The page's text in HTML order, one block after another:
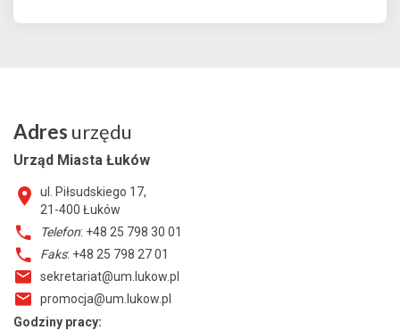
Adres urzędu
Urząd Miasta Łuków
ul. Piłsudskiego 17,
21-400 Łuków
Telefon: +48 25 798 30 01
Faks: +48 25 798 27 01
sekretariat@um.lukow.pl
promocja@um.lukow.pl
Godziny pracy: